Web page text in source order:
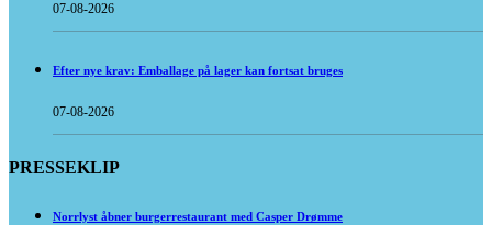
07-08-2026
Efter nye krav: Emballage på lager kan fortsat bruges
07-08-2026
PRESSEKLIP
Norrlyst åbner burgerrestaurant med Casper Drømme